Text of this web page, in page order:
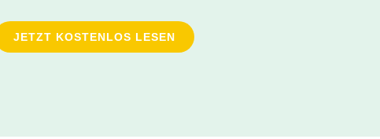
JETZT KOSTENLOS LESEN